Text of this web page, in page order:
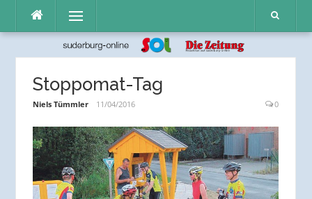
Inhalt
Menü
Stoppomat-Tag
Niels Tümmler 11/04/2016 0